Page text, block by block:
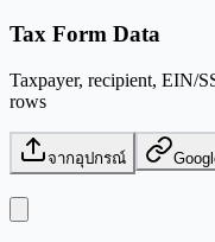
Tax Form Data
Taxpayer, recipient, EIN/
rows
จากอุปกรณ์